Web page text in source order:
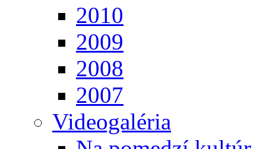
2010
2009
2008
2007
Videogaléria